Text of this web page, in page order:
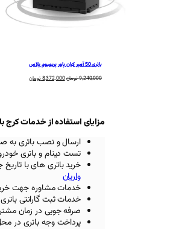
باتری 50 آمپر کیان پاور پریمیوم پلاس
9,240,000تومانقیمت
8,372,000تومانقیمت
مزایای استفاده از خدمات
ارسال و نصب باتری به
تست دینام و باتری
خرید باتری های با تاریخ
واریان
خدمات مشاوره جهت
خدمات ثبت گارانتی
صرفه جویی در زمان
پرداخت وجه باتری در